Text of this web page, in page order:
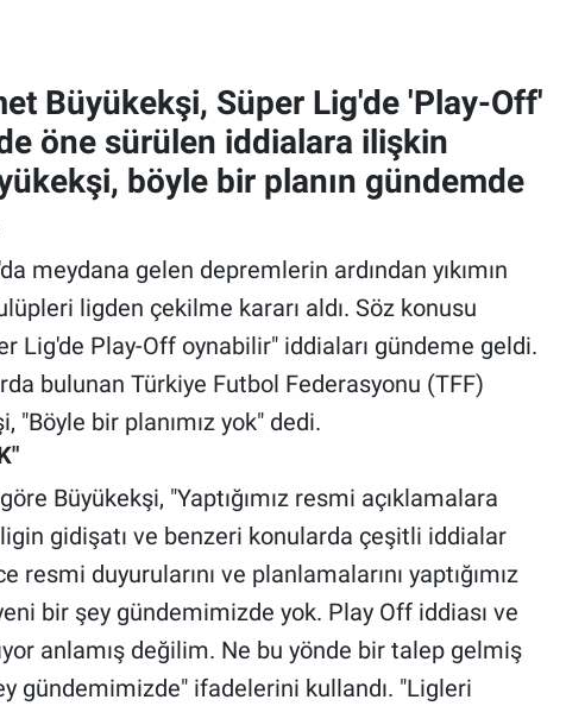
Büyükekşi, Süper Lig'de 'Play-Off'
öne sürülen iddialara ilişkin
böyle bir planın gündemde
meydana gelen depremlerin ardından yıkımın
ligden çekilme kararı aldı. Söz konusu
Lig'de Play-Off oynabilir" iddiaları gündeme geldi.
bulunan Türkiye Futbol Federasyonu (TFF)
"Böyle bir planımız yok" dedi.
Büyükekşi, "Yaptığımız resmi açıklamalara
gidişatı ve benzeri konularda çeşitli iddialar
resmi duyurularını ve planlamalarını yaptığımız
bir şey gündemimizde yok. Play Off iddiası ve
anlamış değilim. Ne bu yönde bir talep gelmiş
gündemimizde" ifadelerini kullandı. "Ligleri